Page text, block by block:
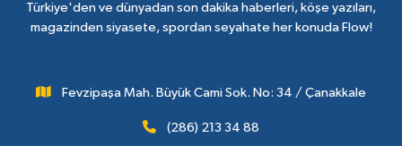
Türkiye'den ve dünyadan son dakika haberleri, köşe yazıları,
magazinden siyasete, spordan seyahate her konuda Flow!
Fevzipaşa Mah. Büyük Cami Sok. No: 34 / Çanakkale
(286) 213 34 88